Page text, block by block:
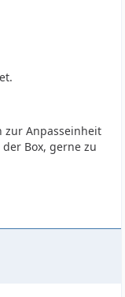
zur Anpasseinheit
Box, gerne zu